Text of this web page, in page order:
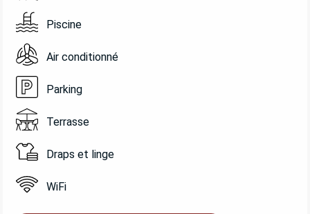
Piscine
Air conditionné
Parking
Terrasse
Draps et linge
WiFi